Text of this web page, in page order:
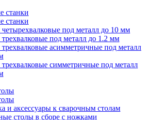
станки
станки
под металл до 10 мм
под металл до 1.2 мм
асимметричные под металл
симметричные под металл
и аксессуары к сварочным столам
столы в сборе с ножками